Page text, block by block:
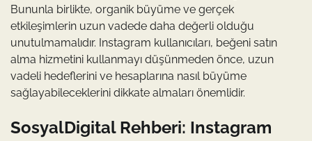
Bununla birlikte, organik büyüme ve gerçek
etkileşimlerin uzun vadede daha değerli olduğu
unutulmamalıdır. Instagram kullanıcıları, beğeni satın
alma hizmetini kullanmayı düşünmeden önce, uzun
vadeli hedeflerini ve hesaplarına nasıl büyüme
sağlayabileceklerini dikkate almaları önemlidir.
SosyalDigital Rehberi: Instagram